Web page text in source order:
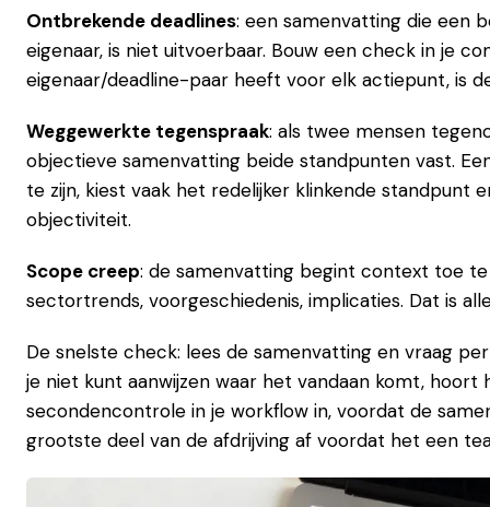
Ontbrekende deadlines: een samenvatting die een
eigenaar, is niet uitvoerbaar. Bouw een check in je
eigenaar/deadline-paar heeft voor elk actiepunt, is
Weggewerkte tegenspraak: als twee mensen
objectieve samenvatting beide standpunten vast.
te zijn, kiest vaak het redelijker klinkende standpunt
objectiviteit.
Scope creep: de samenvatting begint context toe
sectortrends, voorgeschiedenis, implicaties. Dat is
De snelste check: lees de samenvatting en vraag
je niet kunt aanwijzen waar het vandaan komt,
secondencontrole in je workflow in, voordat de
grootste deel van de afdrijving af voordat het een